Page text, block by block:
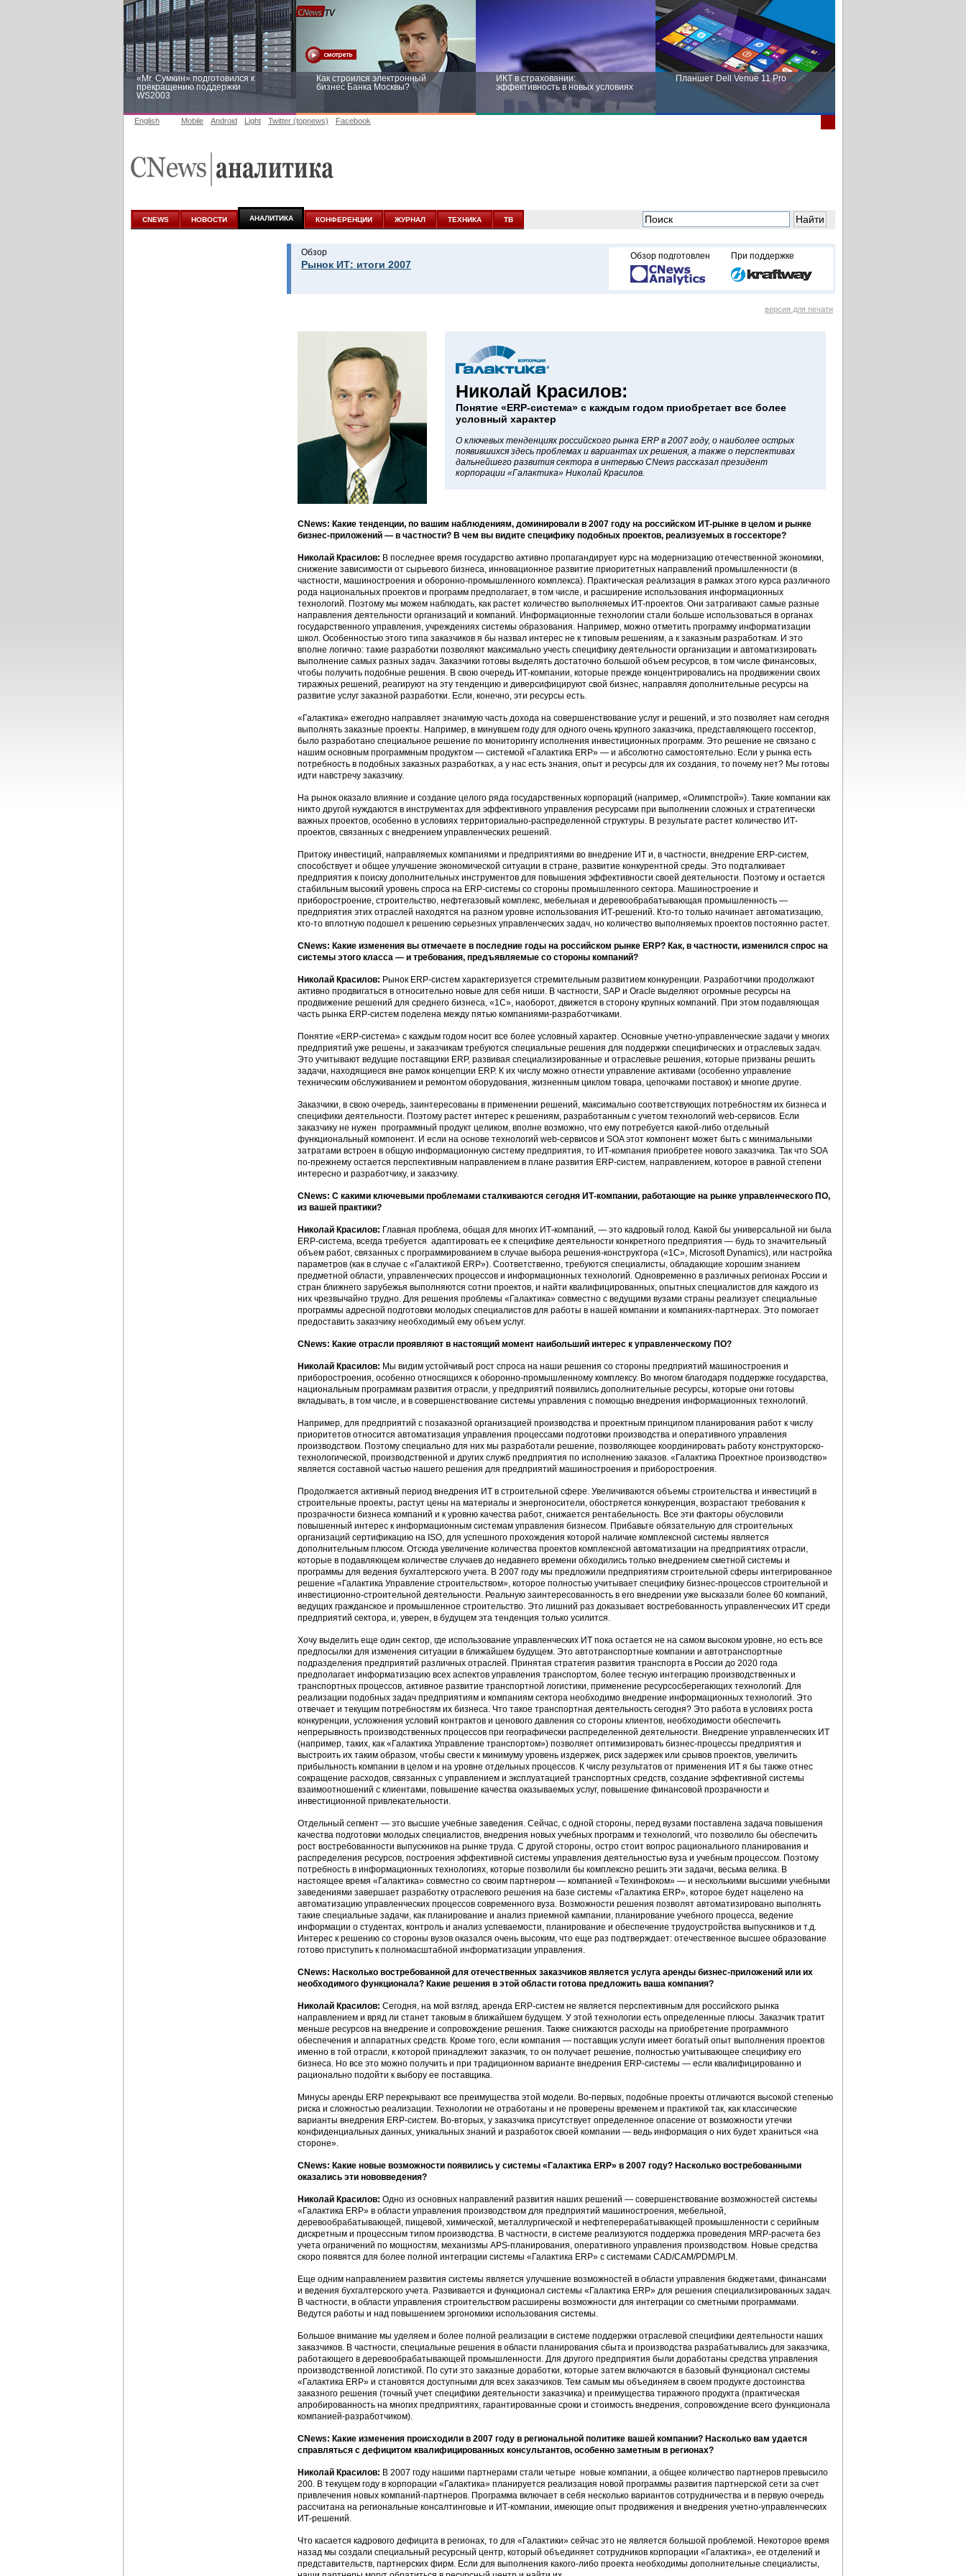
«Mr. Сумкин» подготовился к
прекращению поддержки
WS2003
Как строился электронный
бизнес Банка Москвы?
ИКТ в страховании:
эффективность в новых условиях
Планшет Dell Venue 11 Pro
аналитике
новых условиях
English Mobile Android Light Twitter (topnews) Facebook
CNEWS НОВОСТИ АНАЛИТИКА КОНФЕРЕНЦИИ ЖУРНАЛ ТЕХНИКА ТВ
Обзор
Рынок ИТ: итоги 2007
Обзор подготовлен При поддержке
версия для печати
Николай Красилов:
Понятие «ERP-система» с каждым годом приобретает все более
условный характер
О ключевых тенденциях российского рынка ERP в 2007 году, о наиболее острых
появившихся здесь проблемах и вариантах их решения, а также о перспективах
дальнейшего развития сектора в интервью CNews рассказал президент
корпорации «Галактика» Николай Красилов.
CNews: Какие тенденции, по вашим наблюдениям, доминировали в 2007 году на российском ИТ-рынке в целом и рынке
бизнес-приложений — в частности? В чем вы видите специфику подобных проектов, реализуемых в госсекторе?
Николай Красилов: В последнее время государство активно пропагандирует курс на модернизацию отечественной экономики,
снижение зависимости от сырьевого бизнеса, инновационное развитие приоритетных направлений промышленности (в
частности, машиностроения и оборонно-промышленного комплекса). Практическая реализация в рамках этого курса различного
рода национальных проектов и программ предполагает, в том числе, и расширение использования информационных
технологий. Поэтому мы можем наблюдать, как растет количество выполняемых ИТ-проектов. Они затрагивают самые разные
направления деятельности организаций и компаний. Информационные технологии стали больше использоваться в органах
государственного управления, учреждениях системы образования. Например, можно отметить программу информатизации
школ. Особенностью этого типа заказчиков я бы назвал интерес не к типовым решениям, а к заказным разработкам. И это
вполне логично: такие разработки позволяют максимально учесть специфику деятельности организации и автоматизировать
выполнение самых разных задач. Заказчики готовы выделять достаточно большой объем ресурсов, в том числе финансовых,
чтобы получить подобные решения. В свою очередь ИТ-компании, которые прежде концентрировались на продвижении своих
тиражных решений, реагируют на эту тенденцию и диверсифицируют свой бизнес, направляя дополнительные ресурсы на
развитие услуг заказной разработки. Если, конечно, эти ресурсы есть.
«Галактика» ежегодно направляет значимую часть дохода на совершенствование услуг и решений, и это позволяет нам сегодня
выполнять заказные проекты. Например, в минувшем году для одного очень крупного заказчика, представляющего госсектор,
было разработано специальное решение по мониторингу исполнения инвестиционных программ. Это решение не связано с
нашим основным программным продуктом — системой «Галактика ERP» — и абсолютно самостоятельно. Если у рынка есть
потребность в подобных заказных разработках, а у нас есть знания, опыт и ресурсы для их создания, то почему нет? Мы готовы
идти навстречу заказчику.
На рынок оказало влияние и создание целого ряда государственных корпораций (например, «Олимпстрой»). Такие компании как
никто другой нуждаются в инструментах для эффективного управления ресурсами при выполнении сложных и стратегически
важных проектов, особенно в условиях территориально-распределенной структуры. В результате растет количество ИТ-
проектов, связанных с внедрением управленческих решений.
Притоку инвестиций, направляемых компаниями и предприятиями во внедрение ИТ и, в частности, внедрение ERP-систем,
способствует и общее улучшение экономической ситуации в стране, развитие конкурентной среды. Это подталкивает
предприятия к поиску дополнительных инструментов для повышения эффективности своей деятельности. Поэтому и остается
стабильным высокий уровень спроса на ERP-системы со стороны промышленного сектора. Машиностроение и
приборостроение, строительство, нефтегазовый комплекс, мебельная и деревообрабатывающая промышленность —
предприятия этих отраслей находятся на разном уровне использования ИТ-решений. Кто-то только начинает автоматизацию,
кто-то вплотную подошел к решению серьезных управленческих задач, но количество выполняемых проектов постоянно растет.
CNews: Какие изменения вы отмечаете в последние годы на российском рынке ERP? Как, в частности, изменился спрос на
системы этого класса — и требования, предъявляемые со стороны компаний?
Николай Красилов: Рынок ERP-систем характеризуется стремительным развитием конкуренции. Разработчики продолжают
активно продвигаться в относительно новые для себя ниши. В частности, SAP и Oracle выделяют огромные ресурсы на
продвижение решений для среднего бизнеса, «1С», наоборот, движется в сторону крупных компаний. При этом подавляющая
часть рынка ERP-систем поделена между пятью компаниями-разработчиками.
Понятие «ERP-система» с каждым годом носит все более условный характер. Основные учетно-управленческие задачи у многих
предприятий уже решены, и заказчикам требуются специальные решения для поддержки специфических и отраслевых задач.
Это учитывают ведущие поставщики ERP, развивая специализированные и отраслевые решения, которые призваны решить
задачи, находящиеся вне рамок концепции ERP. К их числу можно отнести управление активами (особенно управление
техническим обслуживанием и ремонтом оборудования, жизненным циклом товара, цепочками поставок) и многие другие.
Заказчики, в свою очередь, заинтересованы в применении решений, максимально соответствующих потребностям их бизнеса и
специфики деятельности. Поэтому растет интерес к решениям, разработанным с учетом технологий web-сервисов. Если
заказчику не нужен программный продукт целиком, вполне возможно, что ему потребуется какой-либо отдельный
функциональный компонент. И если на основе технологий web-сервисов и SOA этот компонент может быть с минимальными
затратами встроен в общую информационную систему предприятия, то ИТ-компания приобретее нового заказчика. Так что SOA
по-прежнему остается перспективным направлением в плане развития ERP-систем, направлением, которое в равной степени
интересно и разработчику, и заказчику.
CNews: С какими ключевыми проблемами сталкиваются сегодня ИТ-компании, работающие на рынке управленческого ПО,
из вашей практики?
Николай Красилов: Главная проблема, общая для многих ИТ-компаний, — это кадровый голод. Какой бы универсальной ни была
ERP-система, всегда требуется адаптировать ее к специфике деятельности конкретного предприятия — будь то значительный
объем работ, связанных с программированием в случае выбора решения-конструктора («1С», Microsoft Dynamics), или настройка
параметров (как в случае с «Галактикой ERP»). Соответственно, требуются специалисты, обладающие хорошим знанием
предметной области, управленческих процессов и информационных технологий. Одновременно в различных регионах России и
стран ближнего зарубежья выполняются сотни проектов, и найти квалифицированных, опытных специалистов для каждого из
них чрезвычайно трудно. Для решения проблемы «Галактика» совместно с ведущими вузами страны реализует специальные
программы адресной подготовки молодых специалистов для работы в нашей компании и компаниях-партнерах. Это помогает
предоставить заказчику необходимый ему объем услуг.
CNews: Какие отрасли проявляют в настоящий момент наибольший интерес к управленческому ПО?
Николай Красилов: Мы видим устойчивый рост спроса на наши решения со стороны предприятий машиностроения и
приборостроения, особенно относящихся к оборонно-промышленному комплексу. Во многом благодаря поддержке государства,
национальным программам развития отрасли, у предприятий появились дополнительные ресурсы, которые они готовы
вкладывать, в том числе, и в совершенствование системы управления с помощью внедрения информационных технологий.
Например, для предприятий с позаказной организацией производства и проектным принципом планирования работ к числу
приоритетов относится автоматизация управления процессами подготовки производства и оперативного управления
производством. Поэтому специально для них мы разработали решение, позволяющее координировать работу конструкторско-
технологической, производственной и других служб предприятия по исполнению заказов. «Галактика Проектное производство»
является составной частью нашего решения для предприятий машиностроения и приборостроения.
Продолжается активный период внедрения ИТ в строительной сфере. Увеличиваются объемы строительства и инвестиций в
строительные проекты, растут цены на материалы и энергоносители, обостряется конкуренция, возрастают требования к
прозрачности бизнеса компаний и к уровню качества работ, снижается рентабельность. Все эти факторы обусловили
повышенный интерес к информационным системам управления бизнесом. Прибавьте обязательную для строительных
организаций сертификацию на ISO, для успешного прохождения которой наличие комплексной системы является
дополнительным плюсом. Отсюда увеличение количества проектов комплексной автоматизации на предприятиях отрасли,
которые в подавляющем количестве случаев до недавнего времени обходились только внедрением сметной системы и
программы для ведения бухгалтерского учета. В 2007 году мы предложили предприятиям строительной сферы интегрированное
решение «Галактика Управление строительством», которое полностью учитывает специфику бизнес-процессов строительной и
инвестиционно-строительной деятельности. Реальную заинтересованность в его внедрении уже высказали более 60 компаний,
ведущих гражданское и промышленное строительство. Это лишний раз доказывает востребованность управленческих ИТ среди
предприятий сектора, и, уверен, в будущем эта тенденция только усилится.
Хочу выделить еще один сектор, где использование управленческих ИТ пока остается не на самом высоком уровне, но есть все
предпосылки для изменения ситуации в ближайшем будущем. Это автотранспортные компании и автотранспортные
подразделения предприятий различных отраслей. Принятая стратегия развития транспорта в России до 2020 года
предполагает информатизацию всех аспектов управления транспортом, более тесную интеграцию производственных и
транспортных процессов, активное развитие транспортной логистики, применение ресурсосберегающих технологий. Для
реализации подобных задач предприятиям и компаниям сектора необходимо внедрение информационных технологий. Это
отвечает и текущим потребностям их бизнеса. Что такое транспортная деятельность сегодня? Это работа в условиях роста
конкуренции, усложнения условий контрактов и ценового давления со стороны клиентов, необходимости обеспечить
непрерывность производственных процессов при географически распределенной деятельности. Внедрение управленческих ИТ
(например, таких, как «Галактика Управление транспортом») позволяет оптимизировать бизнес-процессы предприятия и
выстроить их таким образом, чтобы свести к минимуму уровень издержек, риск задержек или срывов проектов, увеличить
прибыльность компании в целом и на уровне отдельных процессов. К числу результатов от применения ИТ я бы также отнес
сокращение расходов, связанных с управлением и эксплуатацией транспортных средств, создание эффективной системы
взаимоотношений с клиентами, повышение качества оказываемых услуг, повышение финансовой прозрачности и
инвестиционной привлекательности.
Отдельный сегмент — это высшие учебные заведения. Сейчас, с одной стороны, перед вузами поставлена задача повышения
качества подготовки молодых специалистов, внедрения новых учебных программ и технологий, что позволило бы обеспечить
рост востребованности выпускников на рынке труда. С другой стороны, остро стоит вопрос рационального планирования и
распределения ресурсов, построения эффективной системы управления деятельностью вуза и учебным процессом. Поэтому
потребность в информационных технологиях, которые позволили бы комплексно решить эти задачи, весьма велика. В
настоящее время «Галактика» совместно со своим партнером — компанией «Техинфоком» — и несколькими высшими учебными
заведениями завершает разработку отраслевого решения на базе системы «Галактика ERP», которое будет нацелено на
автоматизацию управленческих процессов современного вуза. Возможности решения позволят автоматизировано выполнять
такие специальные задачи, как планирование и анализ приемной кампании, планирование учебного процесса, ведение
информации о студентах, контроль и анализ успеваемости, планирование и обеспечение трудоустройства выпускников и т.д.
Интерес к решению со стороны вузов оказался очень высоким, что еще раз подтверждает: отечественное высшее образование
готово приступить к полномасштабной информатизации управления.
CNews: Насколько востребованной для отечественных заказчиков является услуга аренды бизнес-приложений или их
необходимого функционала? Какие решения в этой области готова предложить ваша компания?
Николай Красилов: Сегодня, на мой взгляд, аренда ERP-систем не является перспективным для российского рынка
направлением и вряд ли станет таковым в ближайшем будущем. У этой технологии есть определенные плюсы. Заказчик тратит
меньше ресурсов на внедрение и сопровождение решения. Также снижаются расходы на приобретение программного
обеспечения и аппаратных средств. Кроме того, если компания — поставщик услуги имеет богатый опыт выполнения проектов
именно в той отрасли, к которой принадлежит заказчик, то он получает решение, полностью учитывающее специфику его
бизнеса. Но все это можно получить и при традиционном варианте внедрения ERP-системы — если квалифицированно и
рационально подойти к выбору ее поставщика.
Минусы аренды ERP перекрывают все преимущества этой модели. Во-первых, подобные проекты отличаются высокой степенью
риска и сложностью реализации. Технологии не отработаны и не проверены временем и практикой так, как классические
варианты внедрения ERP-систем. Во-вторых, у заказчика присутствует определенное опасение от возможности утечки
конфиденциальных данных, уникальных знаний и разработок своей компании — ведь информация о них будет храниться «на
стороне».
CNews: Какие новые возможности появились у системы «Галактика ERP» в 2007 году? Насколько востребованными
оказались эти нововведения?
Николай Красилов: Одно из основных направлений развития наших решений — совершенствование возможностей системы
«Галактика ERP» в области управления производством для предприятий машиностроения, мебельной,
деревообрабатывающей, пищевой, химической, металлургической и нефтеперерабатывающей промышленности с серийным
дискретным и процессным типом производства. В частности, в системе реализуются поддержка проведения MRP-расчета без
учета ограничений по мощностям, механизмы APS-планирования, оперативного управления производством. Новые средства
скоро появятся для более полной интеграции системы «Галактика ERP» с системами CAD/CAM/PDM/PLM.
Еще одним направлением развития системы является улучшение возможностей в области управления бюджетами, финансами
и ведения бухгалтерского учета. Развивается и функционал системы «Галактика ERP» для решения специализированных задач.
В частности, в области управления строительством расширены возможности для интеграции со сметными программами.
Ведутся работы и над повышением эргономики использования системы.
Большое внимание мы уделяем и более полной реализации в системе поддержки отраслевой специфики деятельности наших
заказчиков. В частности, специальные решения в области планирования сбыта и производства разрабатывались для заказчика,
работающего в деревообрабатывающей промышленности. Для другого предприятия были доработаны средства управления
производственной логистикой. По сути это заказные доработки, которые затем включаются в базовый функционал системы
«Галактика ERP» и становятся доступными для всех заказчиков. Тем самым мы объединяем в своем продукте достоинства
заказного решения (точный учет специфики деятельности заказчика) и преимущества тиражного продукта (практическая
апробированность на многих предприятиях, гарантированные сроки и стоимость внедрения, сопровождение всего функционала
компанией-разработчиком).
CNews: Какие изменения происходили в 2007 году в региональной политике вашей компании? Насколько вам удается
справляться с дефицитом квалифицированных консультантов, особенно заметным в регионах?
Николай Красилов: В 2007 году нашими партнерами стали четыре новые компании, а общее количество партнеров превысило
200. В текущем году в корпорации «Галактика» планируется реализация новой программы развития партнерской сети за счет
привлечения новых компаний-партнеров. Программа включает в себя несколько вариантов сотрудничества и в первую очередь
рассчитана на региональные консалтинговые и ИТ-компании, имеющие опыт продвижения и внедрения учетно-управленческих
ИТ-решений.
Что касается кадрового дефицита в регионах, то для «Галактики» сейчас это не является большой проблемой. Некоторое время
назад мы создали специальный ресурсный центр, который объединяет сотрудников корпорации «Галактика», ее отделений и
представительств, партнерских фирм. Если для выполнения какого-либо проекта необходимы дополнительные специалисты,